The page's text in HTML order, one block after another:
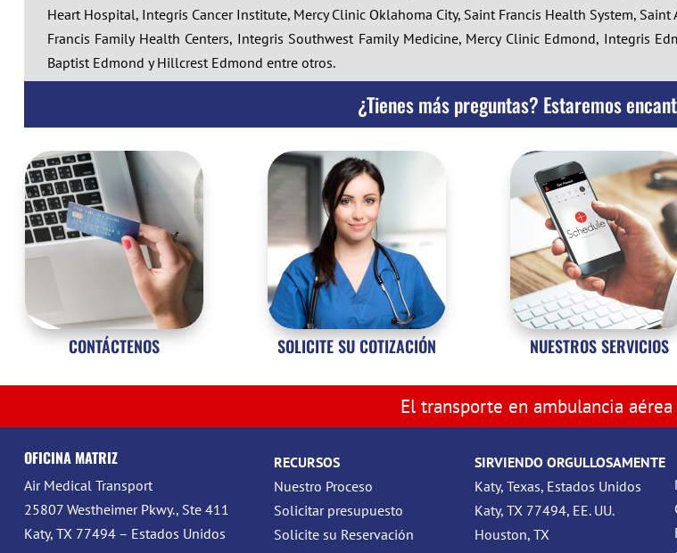
Heart Hospital, Integris Cancer Institute, Mercy Clinic Oklahoma City, Saint Francis Health System,
Francis Family Health Centers, Integris Southwest Family Medicine, Mercy Clinic Edmond, Integris
Baptist Edmond y Hillcrest Edmond entre otros.
¿Tienes más preguntas? Estaremos
CONTÁCTENOS SOLICITE SU COTIZACIÓN NUESTROS SERVICIOS
El transporte en ambulancia
OFICINA MATRIZ
Air Medical Transport
25807 Westheimer Pkwy., Ste 411
Katy, TX 77494 – Estados Unidos
RECURSOS
Nuestro Proceso
Solicitar presupuesto
Solicite su Reservación
SIRVIENDO ORGULLOSAMENTE
Katy, Texas, Estados Unidos
Katy, TX 77494, EE. UU.
Houston, TX